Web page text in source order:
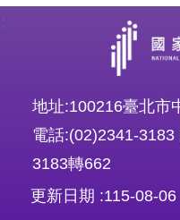
地址:100216臺北市
電話:(02)2341-
3183轉662
更新日期 115-08-06